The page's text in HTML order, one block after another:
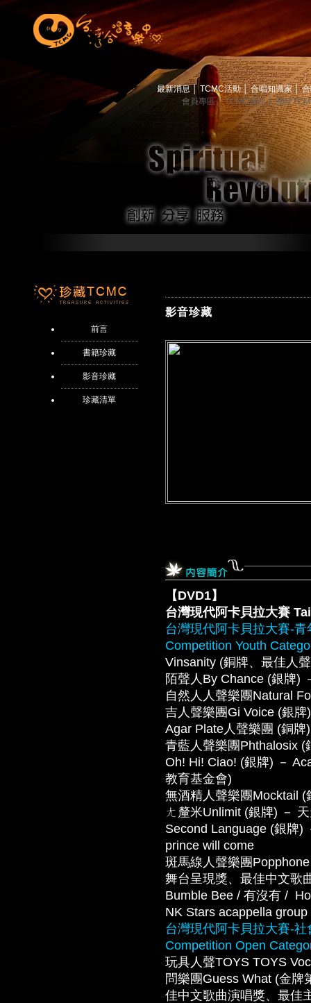
最新消息 TCMC活動│ 合唱知識家│
會員專區│ TCMC會訊│ 關於
前言
書籍珍藏
影音珍藏
珍藏清單
影音珍藏
【DVD1】
台灣現代阿卡貝拉大賽
台灣現代阿卡貝拉大賽-
Competition Youth
Vinsanity (銅牌、最佳人
陌聲人By Chance (銀牌)
自然人人聲樂團Natural
吉人聲樂團Gi Voice (銀
Agar Plate人聲樂團 (銅牌
青藍人聲樂團Phthalosix (
Oh! Hi! Ciao! (銀牌) －
教育基金會)
無酒精人聲樂團Mocktail
ㄤ釐米Unlimit (銀牌) －
Second Language (銀牌)
prince will come
斑馬線人聲樂團
舞台呈現獎、最佳中文歌
Bumble Bee / 有沒有 / 
NK Stars acappella
台灣現代阿卡貝拉大賽-
Competition Open
玩具人聲TOYS TOYS
問樂團Guess What (金牌
佳中文歌曲演唱獎、最佳